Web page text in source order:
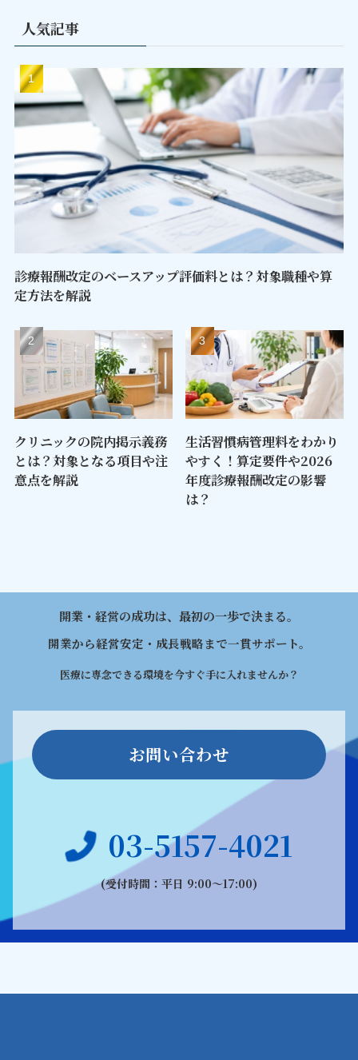
人気記事
診療報酬改定のベースアップ評価料とは？対象職種や算
定方法を解説
クリニックの院内掲示義務
とは？対象となる項目や注
意点を解説
生活習慣病管理料をわかり
やすく！算定要件や2026
年度診療報酬改定の影響
は？
開業・経営の成功は、最初の一歩で決まる。
開業から経営安定・成長戦略まで一貫サポート。
医療に専念できる環境を今すぐ手に入れませんか？
お問い合わせ
03-5157-4021
(受付時間：平日 9:00〜17:00)